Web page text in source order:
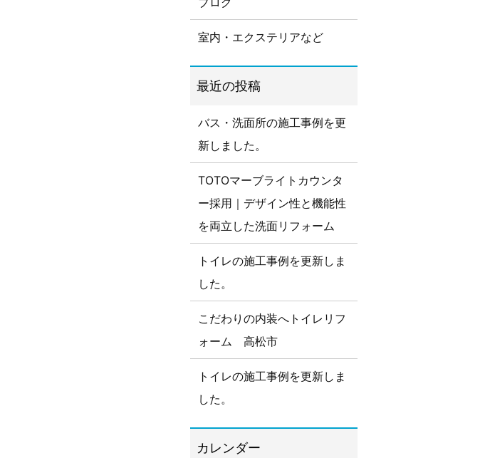
室内・エクステリアなど
バス・洗面所の施工事例を更
新しました。
TOTOマーブライトカウンタ
ー採用｜デザイン性と機能性
を両立した洗面リフォーム
トイレの施工事例を更新しま
した。
こだわりの内装へトイレリフ
ォーム 高松市
トイレの施工事例を更新しま
した。